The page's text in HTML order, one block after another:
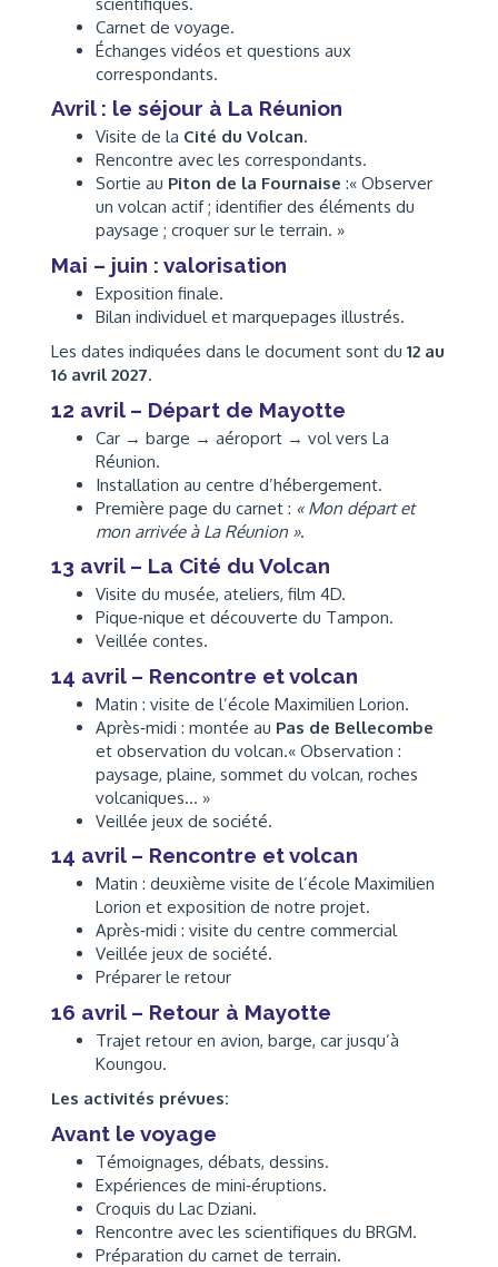
Carnet de voyage.
Échanges vidéos et questions aux
correspondants.
Avril : le séjour à La Réunion
Visite de la Cité du Volcan.
Rencontre avec les correspondants.
Sortie au Piton de la Fournaise :« Observer
un volcan actif ; identifier des éléments du
paysage ; croquer sur le terrain. »
Mai – juin : valorisation
Exposition finale.
Bilan individuel et marquepages illustrés.
Les dates indiquées dans le document sont du 12 au
16 avril 2027.
12 avril – Départ de Mayotte
Car → barge → aéroport → vol vers La
Réunion.
Installation au centre d’hébergement.
Première page du carnet : « Mon départ et
mon arrivée à La Réunion ».
13 avril – La Cité du Volcan
Visite du musée, ateliers, film 4D.
Pique‑nique et découverte du Tampon.
Veillée contes.
14 avril – Rencontre et volcan
Matin : visite de l’école Maximilien Lorion.
Après‑midi : montée au Pas de Bellecombe
et observation du volcan.« Observation :
paysage, plaine, sommet du volcan, roches
volcaniques… »
Veillée jeux de société.
14 avril – Rencontre et volcan
Matin : deuxième visite de l’école Maximilien
Lorion et exposition de notre projet.
Après‑midi : visite du centre commercial
Veillée jeux de société.
Préparer le retour
16 avril – Retour à Mayotte
Trajet retour en avion, barge, car jusqu’à
Koungou.
Les activités prévues:
Avant le voyage
Témoignages, débats, dessins.
Expériences de mini‑éruptions.
Croquis du Lac Dziani.
Rencontre avec les scientifiques du BRGM.
Préparation du carnet de terrain.